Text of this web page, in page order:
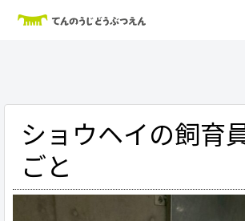
ショウヘイの飼育
ごと